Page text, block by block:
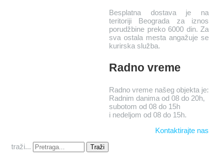
Besplatna dostava je na
teritoriji Beograda za iznos
porudžbine preko 6000 din. Za
sva ostala mesta angažuje se
kurirska služba.
Radno vreme
Radno vreme našeg objekta je:
Radnim danima od 08 do 20h,
subotom od 08 do 15h
i nedeljom od 08 do 15h.
Kontaktirajte nas
traži...
Traži